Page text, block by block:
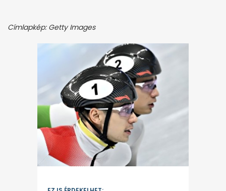
Címlapkép: Getty Images